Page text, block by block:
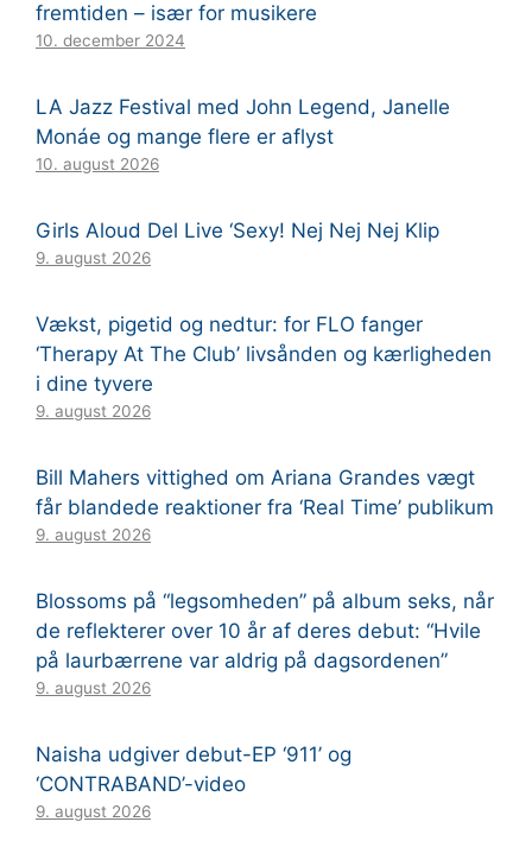
fremtiden – især for musikere
10. december 2024
LA Jazz Festival med John Legend, Janelle
Monáe og mange flere er aflyst
10. august 2026
Girls Aloud Del Live ‘Sexy! Nej Nej Nej Klip
9. august 2026
Vækst, pigetid og nedtur: for FLO fanger
‘Therapy At The Club’ livsånden og kærligheden
i dine tyvere
9. august 2026
Bill Mahers vittighed om Ariana Grandes vægt
får blandede reaktioner fra ‘Real Time’ publikum
9. august 2026
Blossoms på “legsomheden” på album seks, når
de reflekterer over 10 år af deres debut: “Hvile
på laurbærrene var aldrig på dagsordenen”
9. august 2026
Naisha udgiver debut-EP ‘911’ og
‘CONTRABAND’-video
9. august 2026